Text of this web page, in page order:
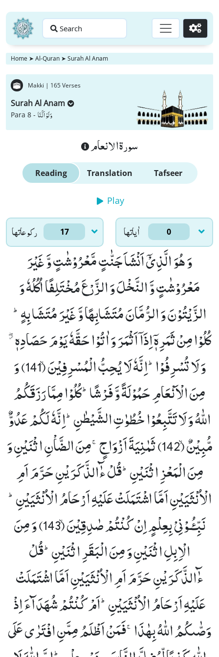
Search Go
Home ➤ Al-Quran ➤ Surah Al Anam
Makki | 165 Verses
Surah Al Anam
Para 8 - وَ لَوْ اَنَّنَا
سورة الانعام
Reading Translation Tafseer
Play
ركوعاتها 17 اٰياتها 0
وَ هُوَ الَّذِیْۤ اَنْشَاَ جَنّٰتٍ مَّعْرُوْشٰتٍ وَّ غَیْرَ
مَعْرُوْشٰتٍ وَّ النَّخْلَ وَ الزَّرْعَ مُخْتَلِفًا اُكُلُهٗ وَ
الزَّیْتُوْنَ وَ الرُّمَّانَ مُتَشَابِهًا وَّ غَیْرَ مُتَشَابِهٍؕ-
كُلُوْا مِنْ ثَمَرِهٖۤ اِذَاۤ اَثْمَرَ وَ اٰتُوْا حَقَّهٗ یَوْمَ حَصَادِهٖ ﳲ
وَ لَا تُسْرِفُوْاؕ-اِنَّهٗ لَا یُحِبُّ الْمُسْرِفِیْنَۙ (141)
وَ
مِنَ الْاَنْعَامِ حَمُوْلَةً وَّ فَرْشًاؕ-كُلُوْا مِمَّا رَزَقَكُمُ
اللّٰهُ وَ لَا تَتَّبِعُوْا خُطُوٰتِ الشَّیْطٰنِؕ-اِنَّهٗ لَكُمْ عَدُوٌّ
مُّبِیْنٌۙ (142)
ثَمٰنِیَةَ اَزْوَاجٍۚ-مِنَ الضَّاْنِ اثْنَیْنِ وَ
مِنَ الْمَعْزِ اثْنَیْنِؕ-قُلْ ءٰٓالذَّكَرَیْنِ حَرَّمَ اَمِ
الْاُنْثَیَیْنِ اَمَّا اشْتَمَلَتْ عَلَیْهِ اَرْحَامُ الْاُنْثَیَیْنِؕ-
نَبِّـٴُـوْنِیْ بِعِلْمٍ اِنْ كُنْتُمْ صٰدِقِیْنَۙ (143)
وَ مِنَ
الْاِبِلِ اثْنَیْنِ وَ مِنَ الْبَقَرِ اثْنَیْنِؕ-قُلْ
ءٰٓالذَّكَرَیْنِ حَرَّمَ اَمِ الْاُنْثَیَیْنِ اَمَّا اشْتَمَلَتْ
عَلَیْهِ اَرْحَامُ الْاُنْثَیَیْنِؕ-اَمْ كُنْتُمْ شُهَدَآءَ اِذْ
وَصّٰىكُمُ اللّٰهُ بِهٰذَاۚ-فَمَنْ اَظْلَمُ مِمَّنِ افْتَرٰى عَلَى